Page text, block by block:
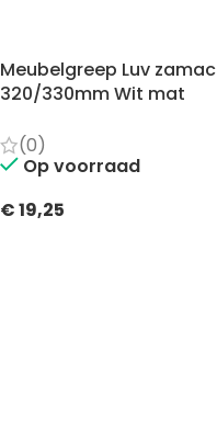
Meubelgreep Luv zamac
320/330mm Wit mat
(0)
Op voorraad
€19,25